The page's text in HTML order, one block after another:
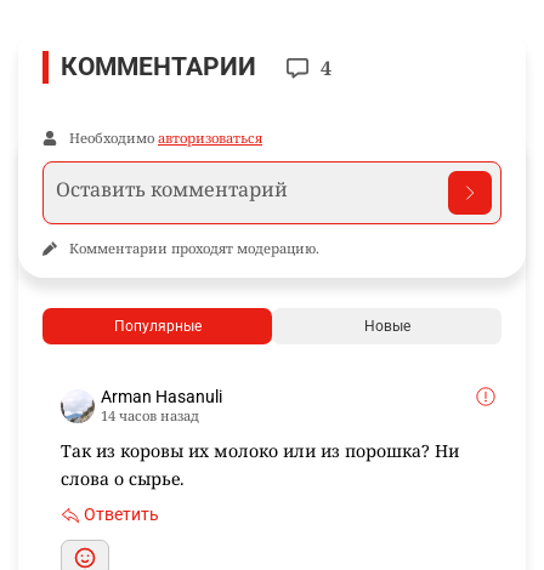
КОММЕНТАРИИ 4
Необходимо авторизоваться
Комментарии проходят модерацию.
Популярные Новые
Arman Hasanuli
14 часов назад
Так из коровы их молоко или из порошка? Ни
слова о сырье.
Ответить